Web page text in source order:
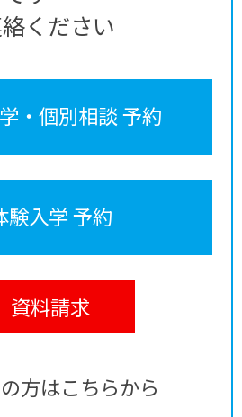
ください
・個別相談 予約
験入学 予約
資料請求
方はこちらから